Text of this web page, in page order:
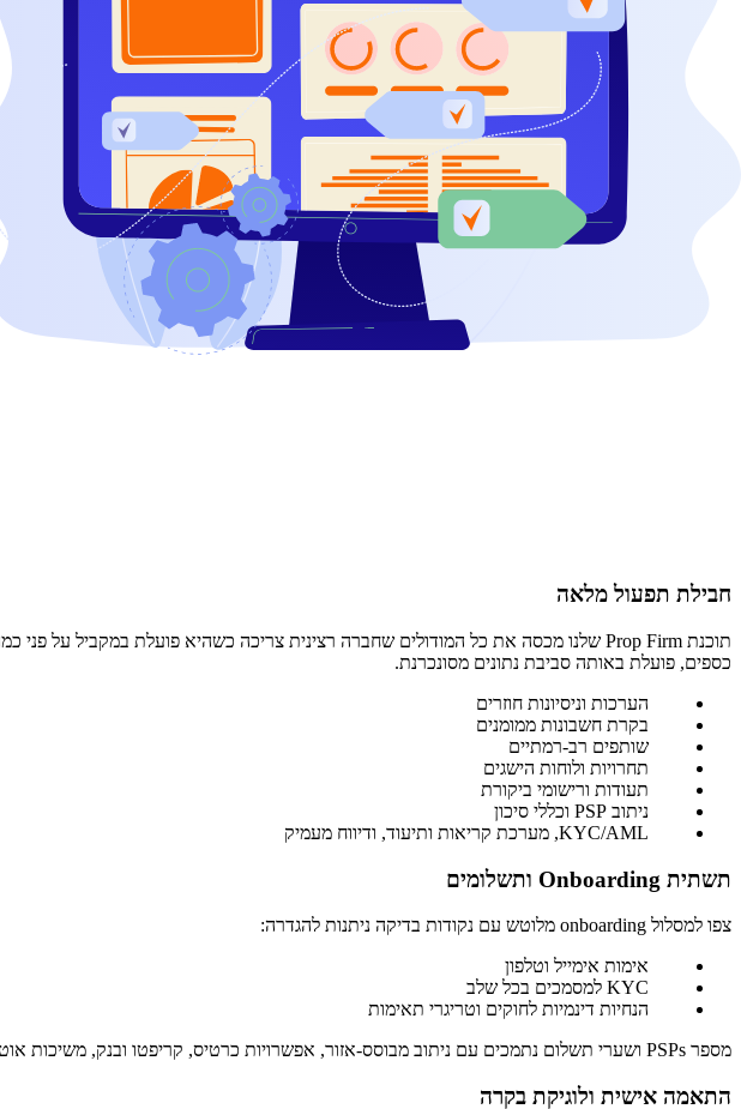
חבילת תפעול מלאה
כספים, פועלת באותה סביבת נתונים מסונכרנת.
הערכות וניסיונות חוזרים
בקרת חשבונות ממומנים
שותפים רב-רמתיים
תחרויות ולוחות הישגים
תעודות ורישומי ביקורת
ניתוב PSP וכללי סיכון
KYC/AML, מערכת קריאות ותיעוד, ודיווח מעמיק
תשתית Onboarding ותשלומים
צפו למסלול onboarding מלוטש עם נקודות בדיקה ניתנות להגדרה:
אימות אימייל וטלפון
KYC למסמכים בכל שלב
הנחיות דינמיות לחוקים וטריגרי תאימות
מספר PSPs ושערי תשלום נתמכים עם ניתוב מבוסס-אזור, אפשרויות כרטיס, קריפטו ובנק, משיכות אוטומטיות והתאמות. תהליך הרכישה של
התאמה אישית ולוגיקת בקרה